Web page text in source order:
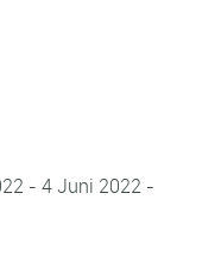
- 4 Juni 2022 -